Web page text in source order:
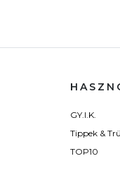
GY.I.K.
Tippek &
TOP10